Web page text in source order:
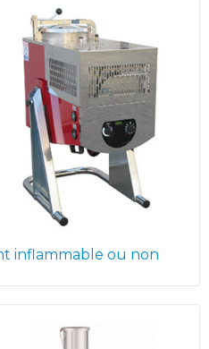
inflammable ou non